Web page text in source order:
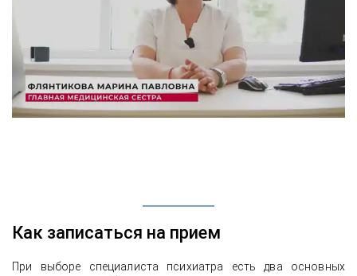
История лечения алкогольной
зависимости с прохождением
реабилитации и работой специалистов
с семьей
Как записаться на прием
При выборе специалиста психиатра есть два основных